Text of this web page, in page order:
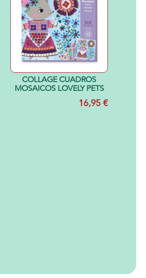
COLLAGE CUADROS
MOSAICOS LOVELY PETS
16,95 €